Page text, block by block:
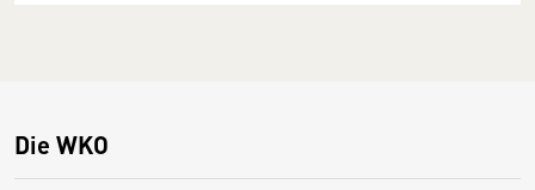
Die WKO